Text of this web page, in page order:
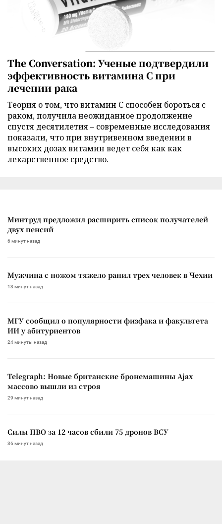
The Conversation: Ученые подтвердили
эффективность витамина C при
лечении рака
Теория о том, что витамин C способен бороться с
раком, получила неожиданное продолжение
спустя десятилетия – современные исследования
показали, что при внутривенном введении в
высоких дозах витамин ведет себя как как
лекарственное средство.
Минтруд предложил расширить список получателей
двух пенсий
6 минут назад
Мужчина с ножом тяжело ранил трех человек в Чехии
13 минут назад
МГУ сообщил о популярности физфака и факультета
ИИ у абитуриентов
24 минуты назад
Telegraph: Новые британские бронемашины Ajax
массово вышли из строя
29 минут назад
Силы ПВО за 12 часов сбили 75 дронов ВСУ
36 минут назад